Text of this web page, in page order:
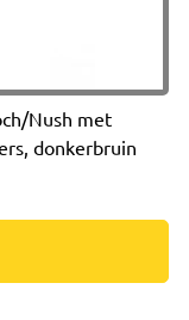
Nush met
donkerbruin